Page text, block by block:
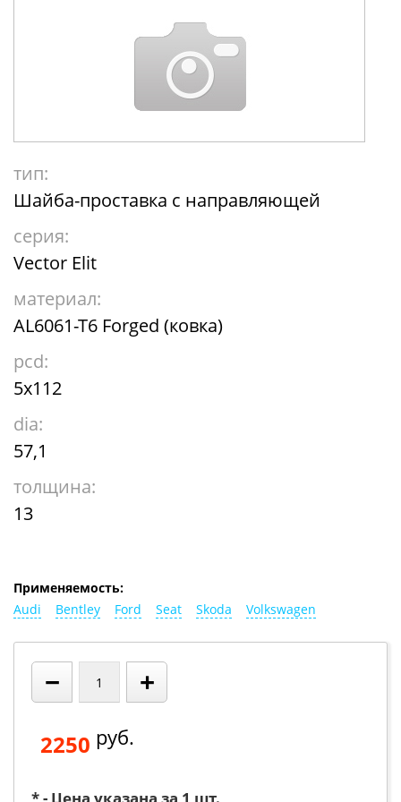
тип:
Шайба-проставка с направляющей
серия:
Vector Elit
материал:
AL6061-T6 Forged (ковка)
pcd:
5x112
dia:
57,1
толщина:
13
Применяемость:
Audi
Bentley Ford Seat Skoda Volkswagen
− +
2250 руб.